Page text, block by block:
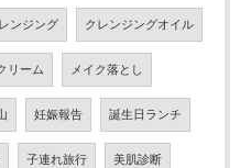
ンジング クレンジングオイル
リーム メイク落とし
妊娠報告 誕生日ランチ
子連れ旅行 美肌診断